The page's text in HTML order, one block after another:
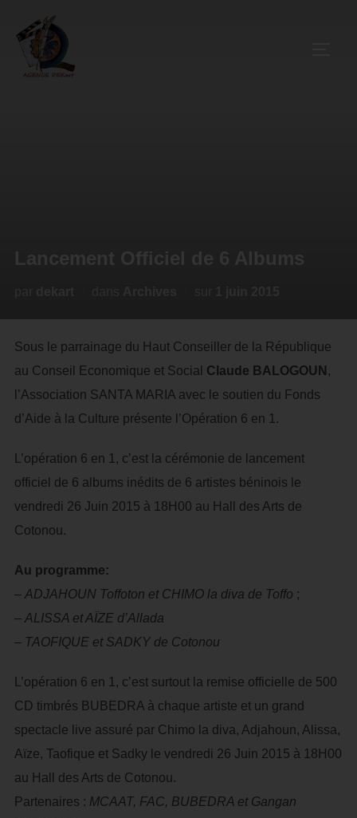
Sous le parrainage du Haut Conseiller de la République
au Conseil Economique et Social Claude BALOGOUN ,
l’Association SANTA MARIA avec le soutien du Fonds
d’Aide à la Culture présente l’Opération 6 en 1.
L’opération 6 en 1, c’est la cérémonie de lancement
officiel de 6 albums inédits de 6 artistes béninois le
vendredi 26 Juin 2015 à 18H00 au Hall des Arts de
Cotonou.
Au programme:
– ADJAHOUN Toffoton et CHIMO la diva de Toffo ;
– ALISSA et AÏZE d’Allada
– TAOFIQUE et SADKY de Cotonou
L’opération 6 en 1, c’est surtout la remise officielle de 500
CD timbrés BUBEDRA à chaque artiste et un grand
spectacle live assuré par Chimo la diva, Adjahoun, Alissa,
Aïze, Taofique et Sadky le vendredi 26 Juin 2015 à 18H00
au Hall des Arts de Cotonou.
Partenaires : MCAAT, FAC, BUBEDRA et Gangan